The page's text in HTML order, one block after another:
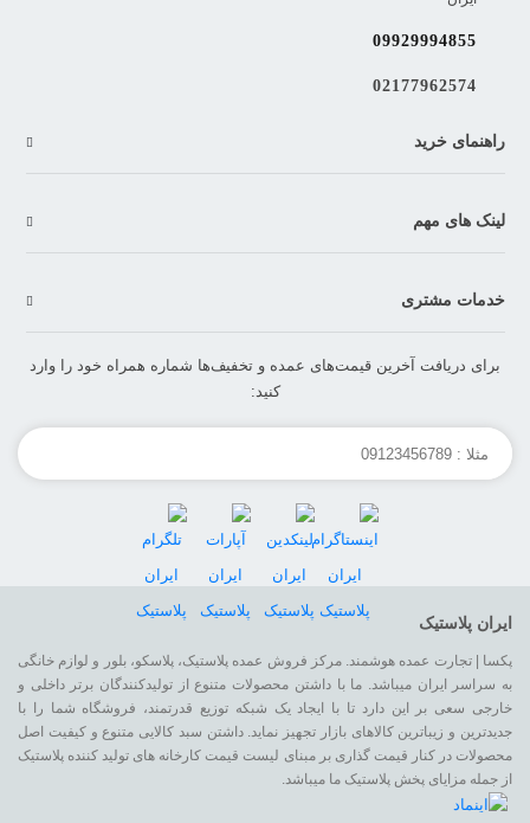
09929994855
02177962574
راهنمای خرید
لینک های مهم
خدمات مشتری
برای دریافت آخرین قیمت‌های عمده و تخفیف‌ها شماره همراه خود را وارد
کنید:
ایران پلاستیک
پکسا | تجارت عمده هوشمند. مرکز فروش عمده پلاستیک، پلاسکو، بلور و لوازم خانگی
به سراسر ایران میباشد. ما با داشتن محصولات متنوع از تولیدکنندگان برتر داخلی و
خارجی سعی بر این دارد تا با ایجاد یک شبکه توزیع قدرتمند، فروشگاه شما را با
جدیدترین و زیباترین کالاهای بازار تجهیز نماید. داشتن سبد کالایی متنوع و کیفیت اصل
محصولات در کنار قیمت گذاری بر مبنای لیست قیمت کارخانه های تولید کننده پلاستیک
از جمله مزایای پخش پلاستیک ما میباشد.